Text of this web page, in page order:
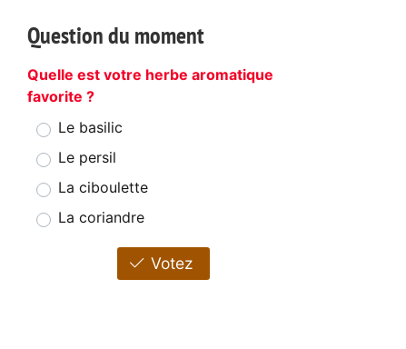
Question du moment
Quelle est votre herbe aromatique
favorite ?
Le basilic
Le persil
La ciboulette
La coriandre
Votez